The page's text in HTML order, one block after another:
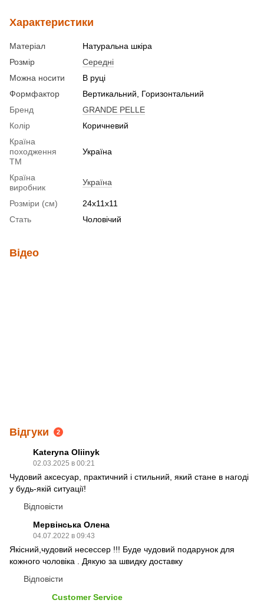
Характеристики
Матеріал
Натуральна шкіра
Розмір
Середні
Можна носити
В руці
Формфактор
Вертикальний, Горизонтальний
Бренд
GRANDE PELLE
Колір
Коричневий
Країна
походження
ТМ
Україна
Країна
виробник
Україна
Розміри (см)
24х11х11
Стать
Чоловічий
Відео
Відгуки 2
Kateryna Oliinyk
02.03.2025 в 00:21
Чудовий аксесуар, практичний і стильний, який стане в нагоді
у будь-якій ситуації!
Відповісти
Мервінська Олена
04.07.2022 в 09:43
Якісний,чудовий несессер !!! Буде чудовий подарунок для
кожного чоловіка . Дякую за швидку доставку
Відповісти
Customer Service